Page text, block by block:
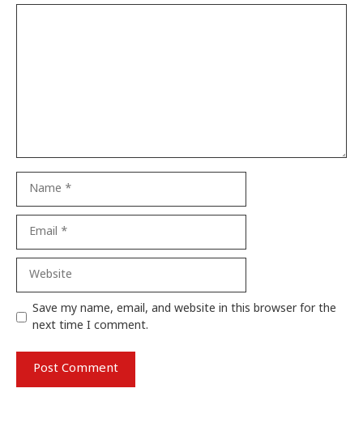
Save my name, email, and website in this browser for the
next time I comment.